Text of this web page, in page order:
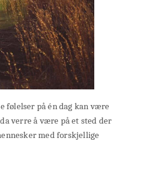
følelser på én dag kan være
verre å være på et sted der
med forskjellige